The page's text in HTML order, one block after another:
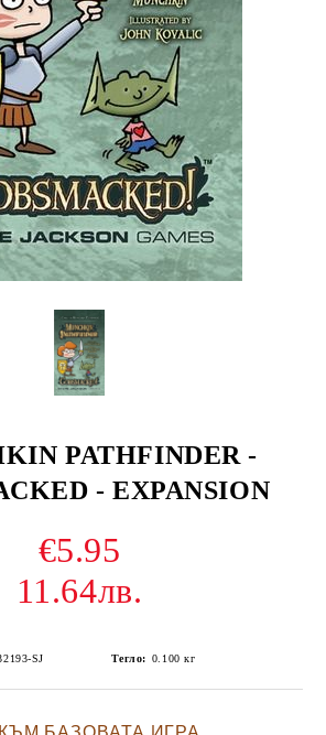
PATHFINDER -
- EXPANSION
€5.95
11.64лв.
SJ Тегло: 0.100 кг